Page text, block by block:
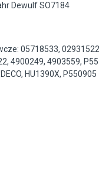
Dewulf SO7184
05718533,
4900249, 4903559,
HU1390X, P550905